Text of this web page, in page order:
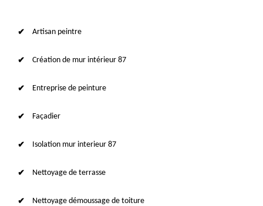
Artisan peintre
Création de mur intérieur 87
Entreprise de peinture
Façadier
Isolation mur interieur 87
Nettoyage de terrasse
Nettoyage démoussage de toiture